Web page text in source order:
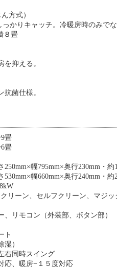
方式）
かりキャッチ。冷暖房時のみで
８畳
を抑える。
抗菌仕様。
畳
畳
幅795mm×奥行230mm・約
幅660mm×奥行240mm・約
リーン、セルフクリーン、マジ
リモコン（外装部、ボタン部）
ト
湿）
右同時スイング
応、暖房−１５度対応